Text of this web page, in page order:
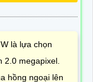
là lựa chọn
2.0 megapixel.
hồng ngoại lên